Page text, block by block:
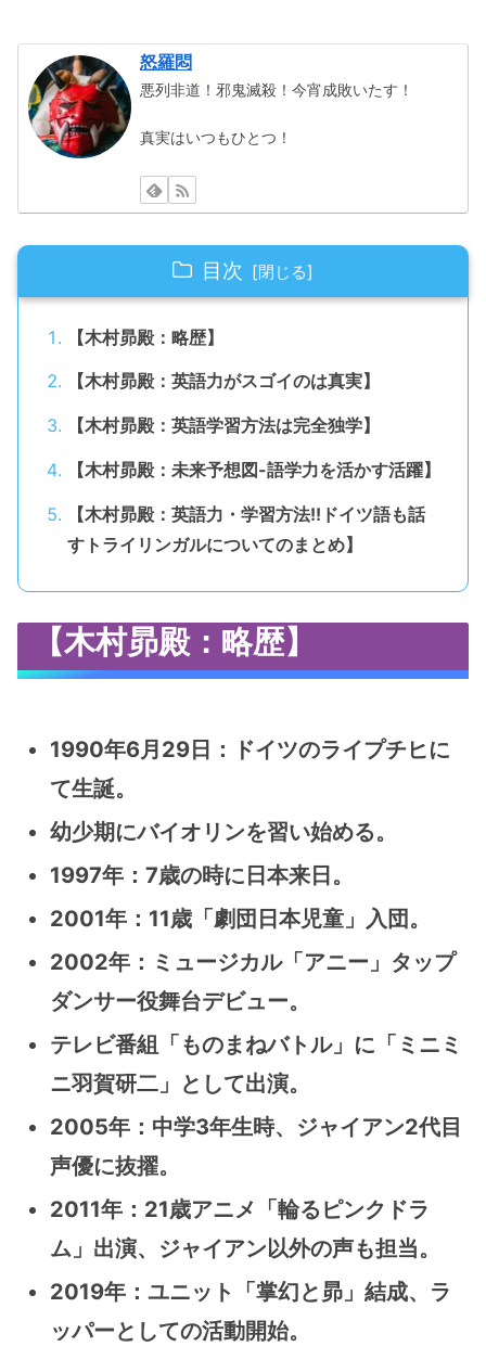
怒羅悶
悪列非道！邪鬼滅殺！今宵成敗いたす！
真実はいつもひとつ！
目次
【木村昴殿：略歴】
【木村昴殿：英語力がスゴイのは真実】
【木村昴殿：英語学習方法は完全独学】
【木村昴殿：未来予想図-語学力を活かす活躍】
【木村昴殿：英語力・学習方法!!ドイツ語も話
すトライリンガルについてのまとめ】
【木村昴殿：略歴】
1990年6月29日：ドイツのライプチヒに
て生誕。
幼少期にバイオリンを習い始める。
1997年：7歳の時に日本来日。
2001年：11歳「劇団日本児童」入団。
2002年：ミュージカル「アニー」タップ
ダンサー役舞台デビュー。
テレビ番組「ものまねバトル」に「ミニミ
ニ羽賀研二」として出演。
2005年：中学3年生時、ジャイアン2代目
声優に抜擢。
2011年：21歳アニメ「輪るピンクドラ
ム」出演、ジャイアン以外の声も担当。
2019年：ユニット「掌幻と昴」結成、ラ
ッパーとしての活動開始。